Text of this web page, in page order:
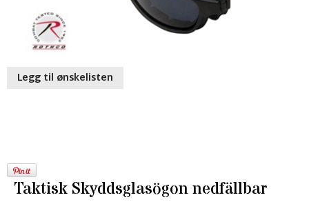
Legg til ønskelisten
Taktisk Skyddsglasögon nedfällbar